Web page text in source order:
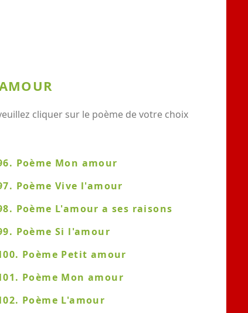
cliquer sur le poème de votre choix
Poème Mon amour
Poème Vive l'amour
Poème L'amour a ses raisons
Poème Si l'amour
Poème Petit amour
Poème Mon amour
Poème L'amour